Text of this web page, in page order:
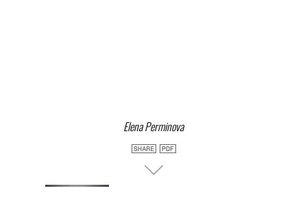
Elena Perminova